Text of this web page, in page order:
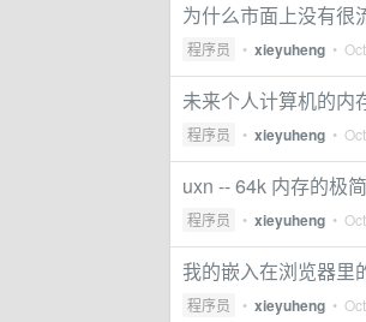
为什么市面上没有很
程序员 • xieyuheng •
未来个人计算机的内
程序员 • xieyuheng •
uxn -- 64k 内存的极
程序员 • xieyuheng •
我的嵌入在浏览器里
程序员 • xieyuheng •